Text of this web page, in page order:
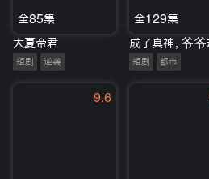
全85集
大夏帝君
短剧 逆袭
全129集
短剧 都市
9.6